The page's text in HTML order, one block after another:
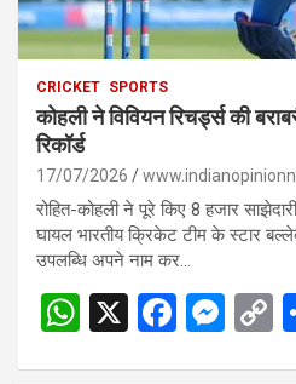
CRICKET SPORTS
कोहली ने विवियन रिचर्ड्स की
रिकॉर्ड
17/07/2026
रोहित-कोहली ने पूरे किए 8 हजार
घायल भारतीय क्रिकेट टीम के स्टार
उपलब्धि अपने नाम कर…
W X
F
M